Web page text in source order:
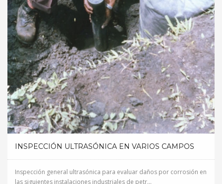
INSPECCIÓN ULTRASÓNICA EN VARIOS CAMPOS
Inspección general ultrasónica para evaluar daños por corrosión en
las siguientes instalaciones industriales de petr...